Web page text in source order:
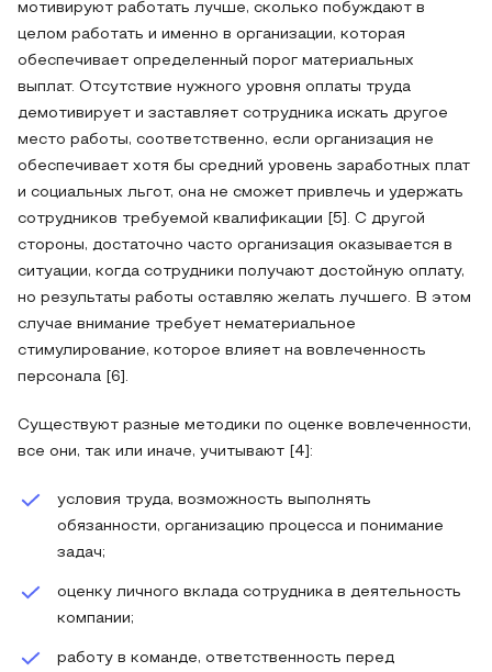
мотивируют работать лучше, сколько побуждают в
целом работать и именно в организации, которая
обеспечивает определенный порог материальных
выплат. Отсутствие нужного уровня оплаты труда
демотивирует и заставляет сотрудника искать другое
место работы, соответственно, если организация не
обеспечивает хотя бы средний уровень заработных плат
и социальных льгот, она не сможет привлечь и удержать
сотрудников требуемой квалификации [5]. С другой
стороны, достаточно часто организация оказывается в
ситуации, когда сотрудники получают достойную оплату,
но результаты работы оставляю желать лучшего. В этом
случае внимание требует нематериальное
стимулирование, которое влияет на вовлеченность
персонала [6].
Существуют разные методики по оценке вовлеченности,
все они, так или иначе, учитывают [4]:
условия труда, возможность выполнять
обязанности, организацию процесса и понимание
задач;
оценку личного вклада сотрудника в деятельность
компании;
работу в команде, ответственность перед